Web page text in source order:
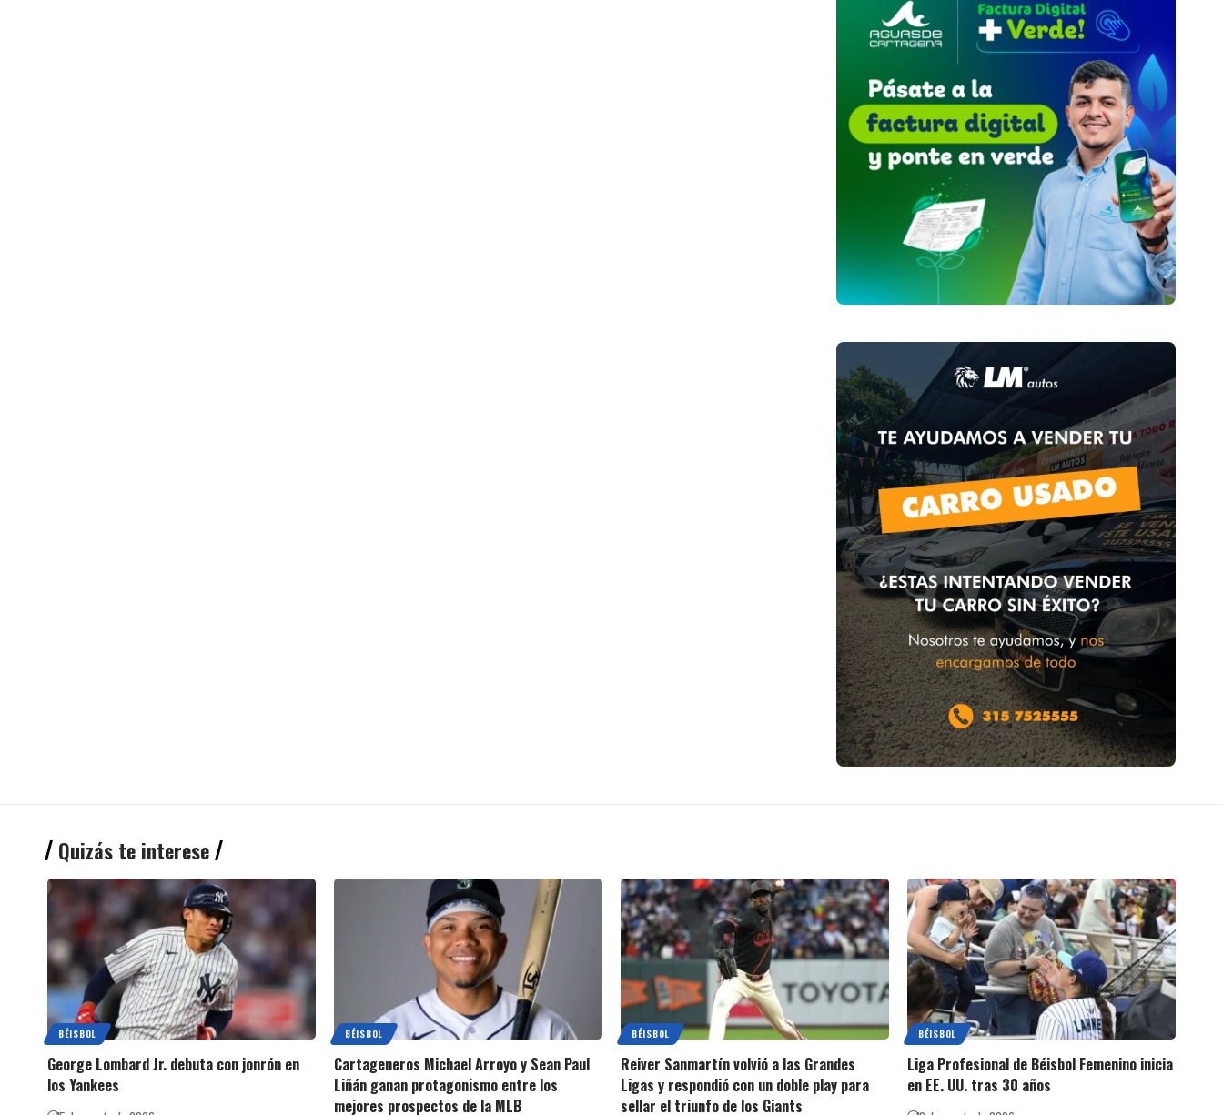
Quizás te interese
BÉISBOL
George Lombard Jr. debuta con jonrón en
los Yankees
BÉISBOL
Cartageneros Michael Arroyo y Sean Paul
Liñán ganan protagonismo entre los
mejores prospectos de la MLB
BÉISBOL
Reiver Sanmartín volvió a las Grandes
Ligas y respondió con un doble play para
sellar el triunfo de los Giants
BÉISBOL
Liga Profesional de Béisbol Femenino inicia
en EE. UU. tras 30 años